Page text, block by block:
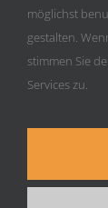
möglichst
gestalten.
stimmen Sie
Services zu.